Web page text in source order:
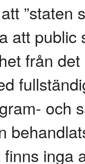
”staten
att
från
och
inga